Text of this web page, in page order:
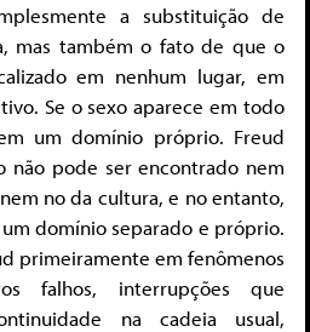
a substituição de
mas também o fato de que o
em nenhum lugar, em
Se o sexo aparece em todo
um domínio próprio. Freud
não pode ser encontrado nem
no da cultura, e no entanto,
domínio separado e próprio.
primeiramente em fenômenos
falhos, interrupções que
na cadeia usual,